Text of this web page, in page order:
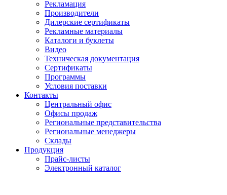
Рекламация
Производители
Дилерские сертификаты
Рекламные материалы
Каталоги и буклеты
Видео
Техническая документация
Сертификаты
Программы
Условия поставки
Контакты
Центральный офис
Офисы продаж
Региональные представительства
Региональные менеджеры
Склады
Продукция
Прайс-листы
Электронный каталог